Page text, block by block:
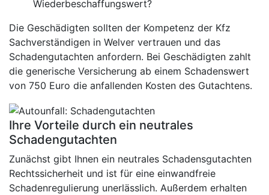
Wiederbeschaffungswert?
Die Geschädigten sollten der Kompetenz der Kfz
Sachverständigen in Welver vertrauen und das
Schadengutachten anfordern. Bei Geschädigten zahlt
die generische Versicherung ab einem Schadenswert
von 750 Euro die anfallenden Kosten des Gutachtens.
Ihre Vorteile durch ein neutrales
Schadengutachten
Zunächst gibt Ihnen ein neutrales Schadensgutachten
Rechtssicherheit und ist für eine einwandfreie
Schadenregulierung unerlässlich. Außerdem erhalten